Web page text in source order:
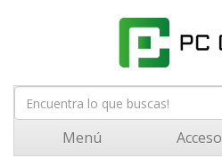
Menú Acceso